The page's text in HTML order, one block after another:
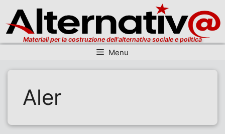
Materiali per la costruzione dell'alternativa sociale e politica
Menu
Aler